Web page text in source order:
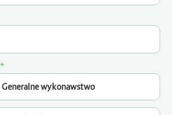
*
Generalne wykonawstwo